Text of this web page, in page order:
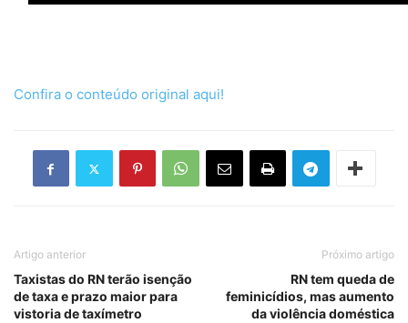
Confira o conteúdo original aqui!
Artigo anterior
Taxistas do RN terão isenção
de taxa e prazo maior para
vistoria de taxímetro
Próximo artigo
RN tem queda de
feminicídios, mas aumento
da violência doméstica